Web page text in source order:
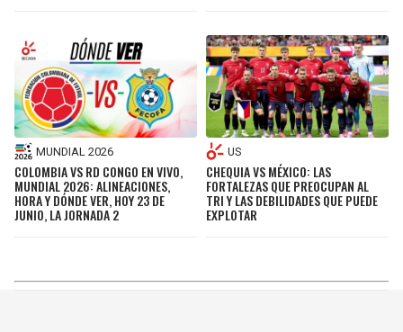
MUNDIAL 2026
COLOMBIA VS RD CONGO EN VIVO,
MUNDIAL 2026: ALINEACIONES,
HORA Y DÓNDE VER, HOY 23 DE
JUNIO, LA JORNADA 2
US
CHEQUIA VS MÉXICO: LAS
FORTALEZAS QUE PREOCUPAN AL
TRI Y LAS DEBILIDADES QUE PUEDE
EXPLOTAR